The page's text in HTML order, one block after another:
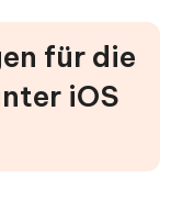
für die
iOS